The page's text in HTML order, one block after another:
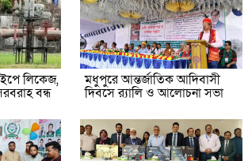
লিকেজ,
বন্ধ
মধুপুরে আন্তর্জাতিক আদিবাসী
দিবসে র‍্যালি ও আলোচনা সভা